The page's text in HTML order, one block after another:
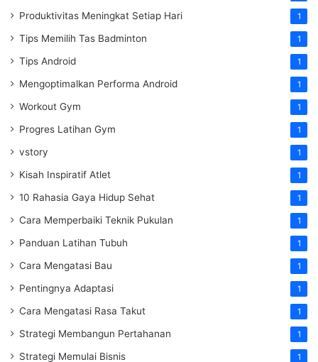
Produktivitas Meningkat Setiap Hari 1
Tips Memilih Tas Badminton 1
Tips Android 1
Mengoptimalkan Performa Android 1
Workout Gym 1
Progres Latihan Gym 1
vstory 1
Kisah Inspiratif Atlet 1
10 Rahasia Gaya Hidup Sehat 1
Cara Memperbaiki Teknik Pukulan 1
Panduan Latihan Tubuh 1
Cara Mengatasi Bau 1
Pentingnya Adaptasi 1
Cara Mengatasi Rasa Takut 1
Strategi Membangun Pertahanan 1
Strategi Memulai Bisnis 1